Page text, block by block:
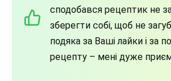
сподобався рецептик не
зберегти собі, щоб не
подяка за Ваші лайки і за
рецепту – мені дуже